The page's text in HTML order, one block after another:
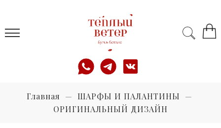
Главная
ШАРФЫ И ПАЛАНТИНЫ
ОРИГИНАЛЬНЫЙ ДИЗАЙН